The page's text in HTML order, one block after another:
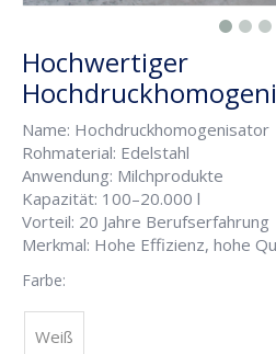
Hochwertiger
Name: Hochdruckhomogenisator
Rohmaterial: Edelstahl
Anwendung: Milchprodukte
Kapazität: 100–20.000 l
Vorteil: 20 Jahre Berufserfahrung
Merkmal: Hohe Effizienz, hohe
Farbe:
Weiß